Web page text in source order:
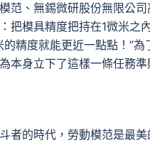
范、無錫微研股份無限公
把模具精度把持在1微米之
的精度就能更近一點點！”為
本身立下了這樣一條任務準
者的時代，勞動模范是最美